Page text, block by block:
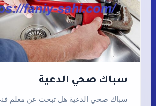
سباك صحي الدعية
سباك صحي الدعية هل تبحث عن معلم